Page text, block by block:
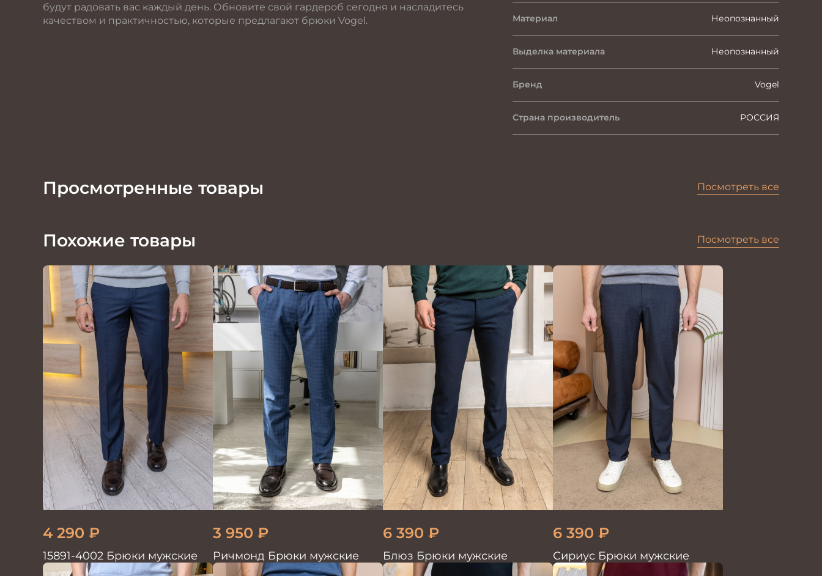
будут радовать вас каждый день. Обновите свой гардероб сегодня и насладитесь
качеством и практичностью, которые предлагают брюки Vogel.
Материал Неопознанный
Выделка материала Неопознанный
Бренд Vogel
Страна производитель РОССИЯ
Просмотренные товары Посмотреть все
Похожие товары Посмотреть все
4 290 ₽
15891-4002 Брюки мужские
3 950 ₽
Ричмонд Брюки мужские
6 390 ₽
Блюз Брюки мужские
6 390 ₽
Сириус Брюки мужские